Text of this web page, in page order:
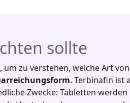
sollte
zu verstehen, welche Art
. Terbinafin ist
Zwecke: Tabletten